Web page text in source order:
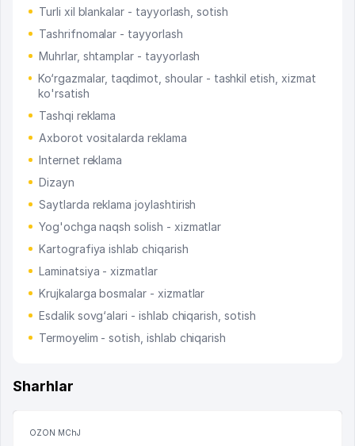
Turli xil blankalar - tayyorlash, sotish
Tashrifnomalar - tayyorlash
Muhrlar, shtamplar - tayyorlash
Ko‘rgazmalar, taqdimot, shoular - tashkil etish, xizmat
ko'rsatish
Tashqi reklama
Axborot vositalarda reklama
Internet reklama
Dizayn
Saytlarda reklama joylashtirish
Yog'ochga naqsh solish - xizmatlar
Kartografiya ishlab chiqarish
Laminatsiya - xizmatlar
Krujkalarga bosmalar - xizmatlar
Esdalik sovg‘alari - ishlab chiqarish, sotish
Termoyelim - sotish, ishlab chiqarish
Sharhlar
OZON MChJ